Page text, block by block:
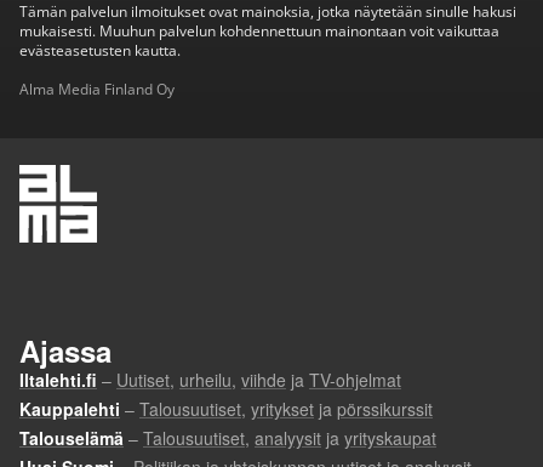
Tämän palvelun ilmoitukset ovat mainoksia, jotka näytetään sinulle hakusi
mukaisesti. Muuhun palvelun kohdennettuun mainontaan voit vaikuttaa
evästeasetusten kautta.
Alma Media Finland Oy